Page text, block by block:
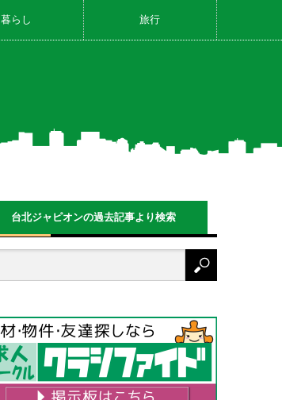
暮らし 旅行
台北ジャピオンの過去記事より検索